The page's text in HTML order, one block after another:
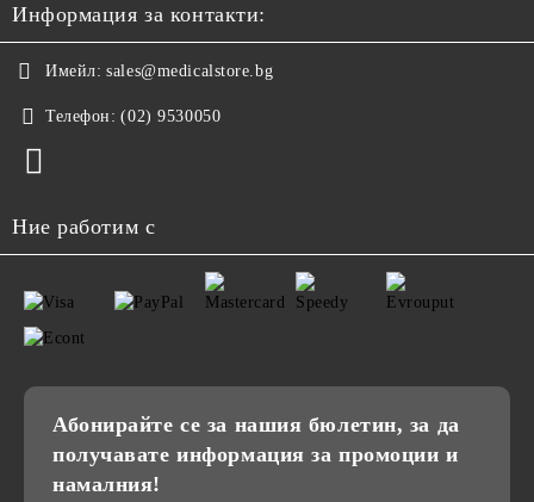
Информация за контакти:
Имейл: sales@medicalstore.bg
Телефон: (02) 9530050
Ние работим с
Абонирайте се за нашия бюлетин, за да
получавате информация за промоции и
намалния!